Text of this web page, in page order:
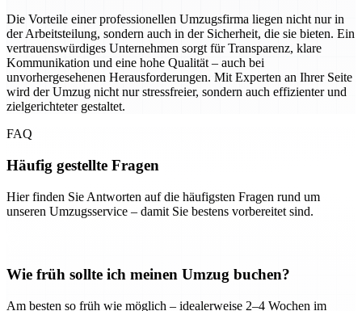
Die Vorteile einer professionellen Umzugsfirma liegen nicht nur in
der Arbeitsteilung, sondern auch in der Sicherheit, die sie bieten. Ein
vertrauenswürdiges Unternehmen sorgt für Transparenz, klare
Kommunikation und eine hohe Qualität – auch bei
unvorhergesehenen Herausforderungen. Mit Experten an Ihrer Seite
wird der Umzug nicht nur stressfreier, sondern auch effizienter und
zielgerichteter gestaltet.
FAQ
Häufig gestellte Fragen
Hier finden Sie Antworten auf die häufigsten Fragen rund um
unseren Umzugsservice – damit Sie bestens vorbereitet sind.
Wie früh sollte ich meinen Umzug buchen?
Am besten so früh wie möglich – idealerweise 2–4 Wochen im